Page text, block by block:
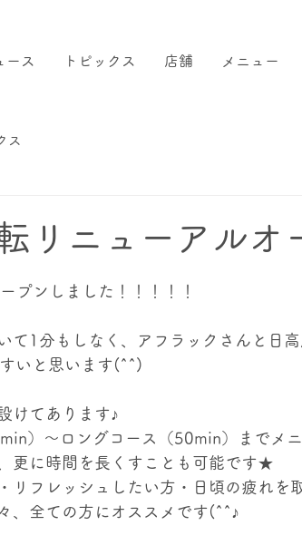
ース トピックス 店舗 メニュー
ス
リニューアルオ
プンしました！！！！！
て1分もしなく、アフラックさんと日高
いと思います(^^)
けてあります♪
）～ロングコース（50min）までメ
更に時間を長くすことも可能です★
リフレッシュしたい方・日頃の疲れを
、全ての方にオススメです(^^♪